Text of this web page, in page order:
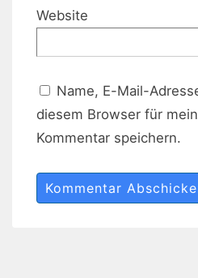
Website
Name, E-Mail-
diesem Browser für
Kommentar speichern.